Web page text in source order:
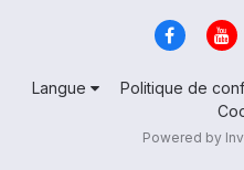
Langue Politique de
Powered by